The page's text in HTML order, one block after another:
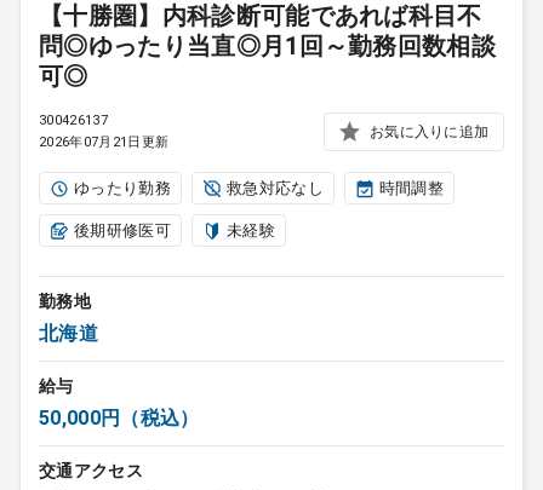
【十勝圏】内科診断可能であれば科目不
問◎ゆったり当直◎月1回～勤務回数相談
可◎
300426137
2026年07月21日更新
お気に入りに追加
ゆったり勤務 救急対応なし 時間調整
後期研修医可 未経験
勤務地
北海道
給与
50,000円（税込）
交通アクセス